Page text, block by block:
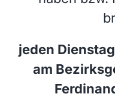
jeden
am